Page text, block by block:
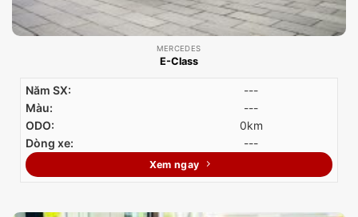
MERCEDES
E-Class
Năm SX:
---
Màu:
---
ODO:
0km
Dòng xe:
---
Xem ngay